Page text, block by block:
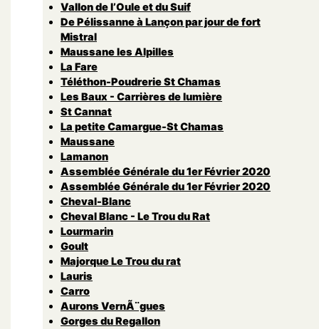
Vallon de l’Oule et du Suif
De Pélissanne à Lançon par jour de fort
Mistral
Maussane les Alpilles
La Fare
Téléthon-Poudrerie St Chamas
Les Baux - Carrières de lumière
St Cannat
La petite Camargue-St Chamas
Maussane
Lamanon
Assemblée Générale du 1er Février 2020
Assemblée Générale du 1er Février 2020
Cheval-Blanc
Cheval Blanc - Le Trou du Rat
Lourmarin
Goult
Majorque Le Trou du rat
Lauris
Carro
Aurons VernÃ¨gues
Gorges du Regallon